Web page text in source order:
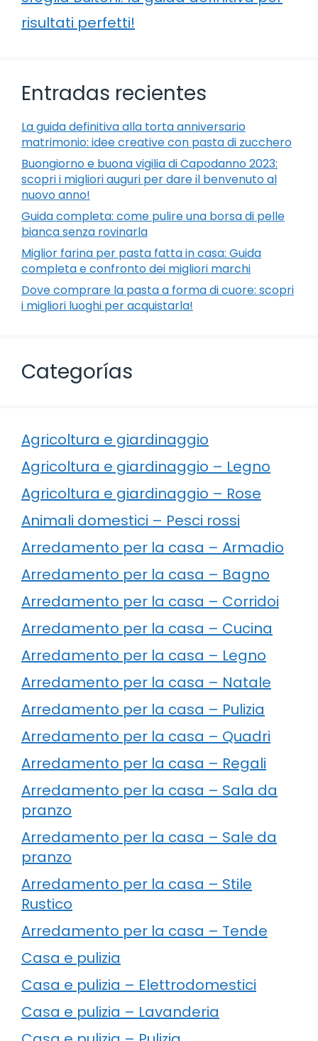
risultati perfetti!
Entradas recientes
La guida definitiva alla torta anniversario
matrimonio: idee creative con pasta di zucchero
Buongiorno e buona vigilia di Capodanno 2023:
scopri i migliori auguri per dare il benvenuto al
nuovo anno!
Guida completa: come pulire una borsa di pelle
bianca senza rovinarla
Miglior farina per pasta fatta in casa: Guida
completa e confronto dei migliori marchi
Dove comprare la pasta a forma di cuore: scopri
i migliori luoghi per acquistarla!
Categorías
Agricoltura e giardinaggio
Agricoltura e giardinaggio – Legno
Agricoltura e giardinaggio – Rose
Animali domestici – Pesci rossi
Arredamento per la casa – Armadio
Arredamento per la casa – Bagno
Arredamento per la casa – Corridoi
Arredamento per la casa – Cucina
Arredamento per la casa – Legno
Arredamento per la casa – Natale
Arredamento per la casa – Pulizia
Arredamento per la casa – Quadri
Arredamento per la casa – Regali
Arredamento per la casa – Sala da
pranzo
Arredamento per la casa – Sale da
pranzo
Arredamento per la casa – Stile
Rustico
Arredamento per la casa – Tende
Casa e pulizia
Casa e pulizia – Elettrodomestici
Casa e pulizia – Lavanderia